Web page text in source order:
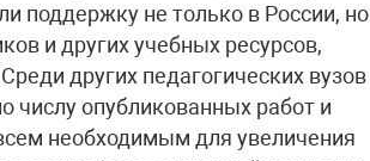
поддержку не только в России, но
и других учебных ресурсов,
других педагогических вузов
опубликованных работ и
необходимым для увеличения